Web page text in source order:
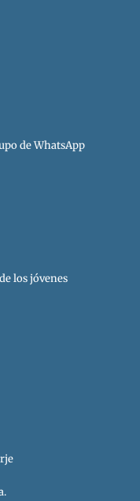
de WhatsApp
los jóvenes